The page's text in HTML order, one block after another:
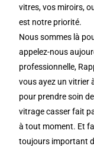
vitres, vos miroirs,
est notre priorité.
Nous sommes là
appelez-nous
professionnelle,
vous ayez un vitrier
pour prendre soin
vitrage casser fait
à tout moment. Et
toujours important